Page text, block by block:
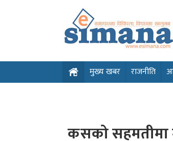
मुख्य खबर राजनीति
कसको सहमतीमा